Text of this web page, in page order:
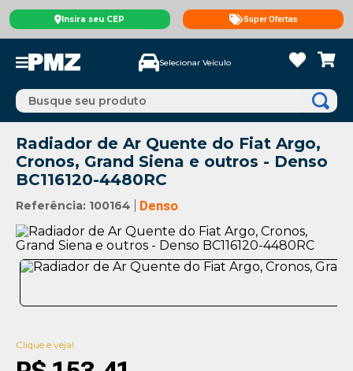
Insira seu CEP Super Ofertas
Selecionar Veículo
Busque seu produto
Radiador de Ar Quente do Fiat Argo,
Cronos, Grand Siena e outros - Denso
‌BC116120-4480RC
Referência: 100164 Denso
Clique e veja!